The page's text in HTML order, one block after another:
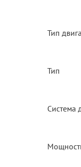
Тип
Тип
Система